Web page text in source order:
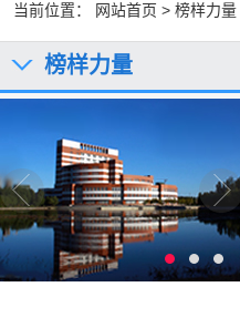
当前位置： 网站首页 > 榜样力量
榜样力量